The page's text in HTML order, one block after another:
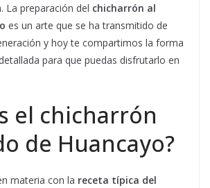
La preparación del chicharrón al
es un arte que se ha transmitido de
y hoy te compartimos la forma
para que puedas disfrutarlo en
el chicharrón
de Huancayo?
materia con la receta típica del